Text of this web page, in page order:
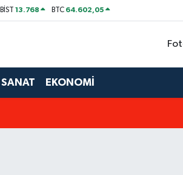
BİST13.768 BTC 64.602,05
SANAT EKONOMİ